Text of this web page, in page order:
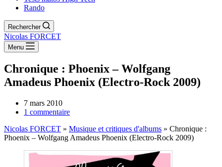
Rando
Rechercher
Nicolas FORCET
Menu
Chronique : Phoenix – Wolfgang
Amadeus Phoenix (Electro-Rock 2009)
7 mars 2010
1 commentaire
Nicolas FORCET » Musique et critiques d'albums » Chronique :
Phoenix – Wolfgang Amadeus Phoenix (Electro-Rock 2009)